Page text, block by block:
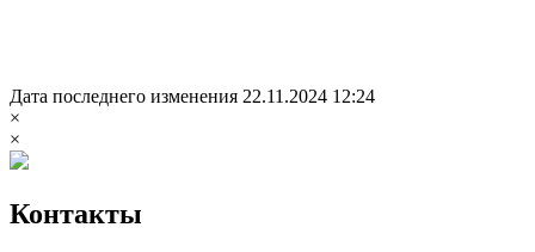
Дата последнего изменения 22.11.2024 12:24
×
×
Контакты